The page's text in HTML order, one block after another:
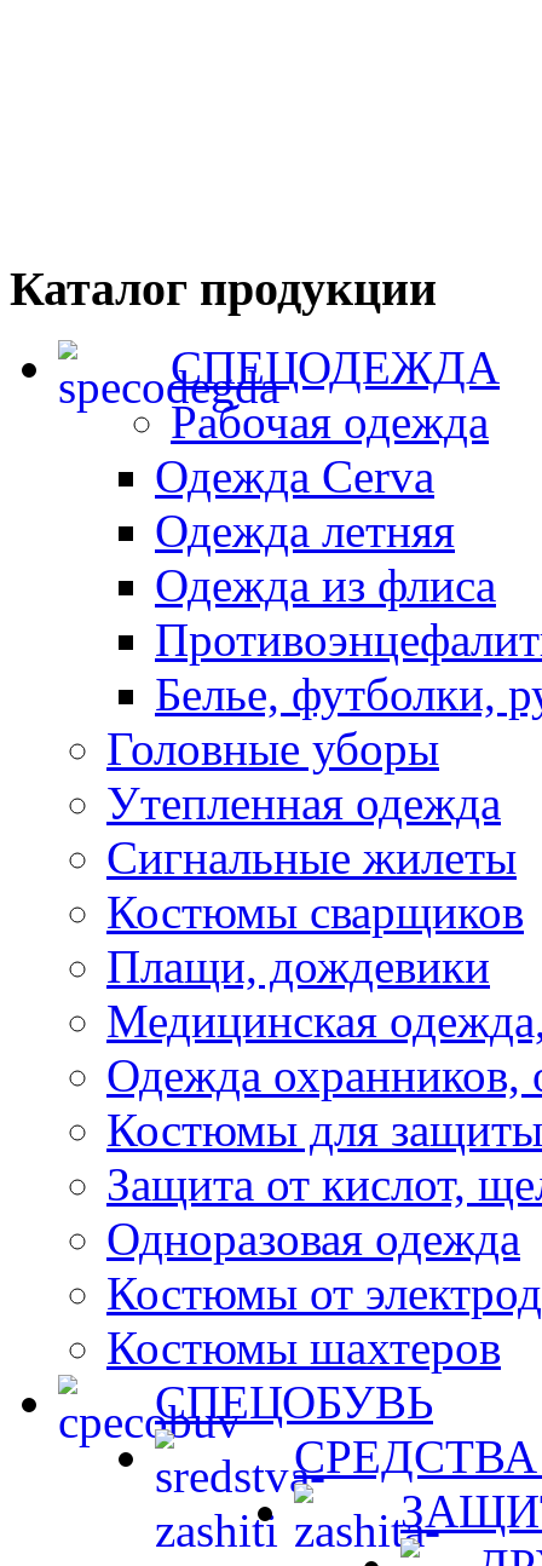
Каталог продукции
СПЕЦОДЕЖДА
Рабочая одежда
Одежда Cerva
Одежда летняя
Одежда из флиса
Белье, футболки,
Головные уборы
Утепленная одежда
Сигнальные жилеты
Костюмы сварщиков
Плащи, дождевики
Медицинская
Одежда охранников,
Костюмы для
Защита от кислот,
Одноразовая одежда
Костюмы от
Костюмы шахтеров
СПЕЦОБУВЬ